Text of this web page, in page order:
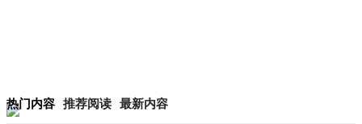
热门内容 推荐阅读 最新内容